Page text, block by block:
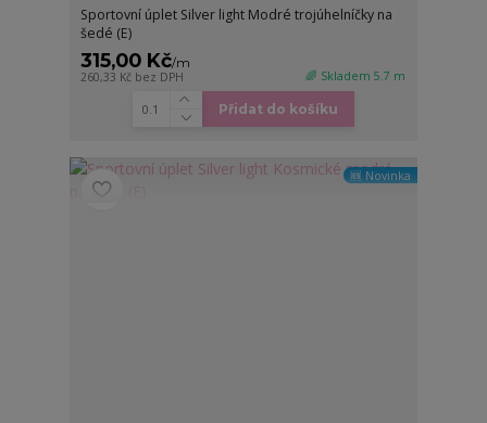
Sportovní úplet Silver light Modré trojúhelníčky na
šedé (E)
315,00 Kč/m
260,33 Kč bez DPH 🌈 Skladem 5.7 m
Přidat do košíku
🆕 Novinka